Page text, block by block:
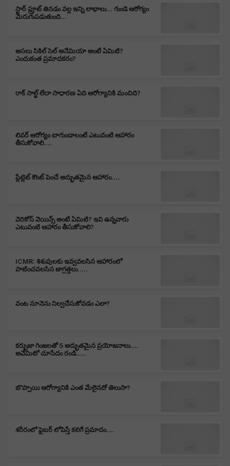
స్టార్ ఫ్రూట్ తినడం వల్ల ఇన్ని లాభాలు... గుండె ఆరోగ్యం
మెరుగుపడుతుంది...
అసలు సికిల్ సెల్ అనేమియా అంటే ఏమిటి?
ఎందుకంత ప్రమాదకరం?
రాక్ సాల్ట్ లేదా సాధారణ ఏది ఆరోగ్యానికి మంచిది?
లివర్ ఆరోగ్యం బాగుండాలంటే ఎటువంటి ఆహారం
తీసుకోవాలి....
ప్లేట్లెట్ కౌంట్ పెంచే అద్భుతమైన ఆహారం....
వెరికోస్ వెయిన్స్ అంటే ఏమిటి? ఇవి ఉన్నవారు
ఎటువంటి ఆహారం తీసుకోవాలి?
ICMR: శిశువులకు ఇవ్వవలసిన ఆహారంలో
పాటించవలసిన జాగ్రత్తలు.....
వంట నూనెను నిల్వచేసుకోవడం ఎలా?
కర్భుజా గింజలతో 5 అద్భుతమైన ప్రయోజనాలు....
అవేమిటో చూసేదం రండి.....
బొప్పాయి ఆరోగ్యానికి ఎంత మేలైనదో తెలుసా?
శరీరంలో ఫైబర్ లోపిస్తే కలిగే ప్రమాదం....